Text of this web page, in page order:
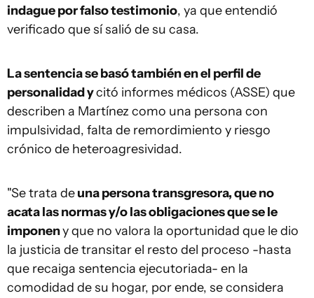
indague por falso testimonio, ya que entendió
verificado que sí salió de su casa.
La sentencia se basó también en el perfil de
personalidad ycitó informes médicos (ASSE) que
describen a Martínez como una persona con
impulsividad, falta de remordimiento y riesgo
crónico de heteroagresividad.
"Se trata deuna persona transgresora, que no
acata las normas y/o las obligaciones que se le
imponeny que no valora la oportunidad que le dio
la justicia de transitar el resto del proceso -hasta
que recaiga sentencia ejecutoriada- en la
comodidad de su hogar, por ende, se considera